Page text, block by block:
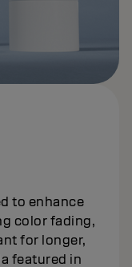
to enhance
color fading,
for longer,
featured in